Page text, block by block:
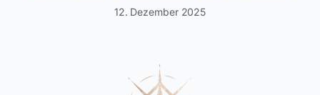
12. Dezember 2025